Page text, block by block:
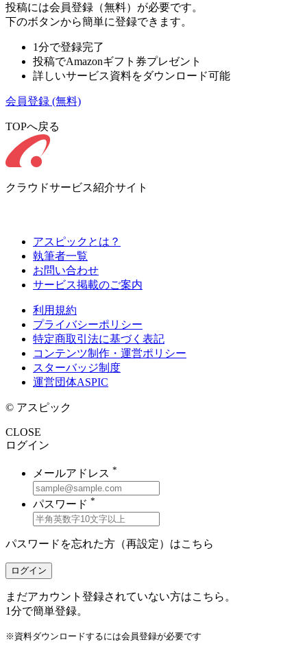
投稿には会員登録（無料）が必要です。
下のボタンから簡単に登録できます。
1分で登録完了
投稿でAmazonギフト券プレゼント
詳しいサービス資料をダウンロード可能
会員登録 (無料)
TOPへ戻る
クラウドサービス紹介サイト
アスピックとは？
執筆者一覧
お問い合わせ
サービス掲載のご案内
利用規約
プライバシーポリシー
特定商取引法に基づく表記
コンテンツ制作・運営ポリシー
スターバッジ制度
運営団体ASPIC
© アスピック
CLOSE
ログイン
メールアドレス *
パスワード *
パスワードを忘れた方（再設定）はこちら
ログイン
まだアカウント登録されていない方はこちら。
1分で簡単登録。
※資料ダウンロードするには会員登録が必要です